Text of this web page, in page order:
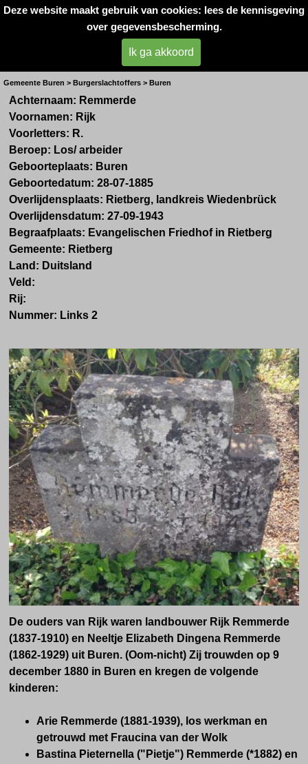
Deze website maakt gebruik van cookies: lees de kennisgeving
over gegevensbescherming.
Ik ga akkoord
Oorlogsslachtoffers
West- Betuwe
Gemeente Buren > Burgerslachtoffers > Buren
Achternaam: Remmerde
Voornamen: Rijk
Voorletters: R.
Beroep: Los/ arbeider
Geboorteplaats: Buren
Geboortedatum: 28-07-1885
Overlijdensplaats: Rietberg, landkreis Wiedenbrück
Overlijdensdatum: 27-09-1943
Begraafplaats: Evangelischen Friedhof in Rietberg
Gemeente: Rietberg
Land: Duitsland
Veld:
Rij:
Nummer: Links 2
De ouders van Rijk waren landbouwer Rijk Remmerde
(1837-1910) en Neeltje Elizabeth Dingena Remmerde
(1862-1929) uit Buren. (Oom-nicht) Zij trouwden op 9
december 1880 in Buren en kregen de volgende
kinderen:
Arie Remmerde (1881-1939), los werkman en
getrouwd met Fraucina van der Wolk
Bastina Pieternella ("Pietje") Remmerde (*1882) en